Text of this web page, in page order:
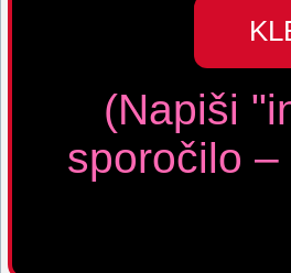
(Napiši
sporočilo